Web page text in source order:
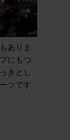
ありま
にもつ
きとし
ツです